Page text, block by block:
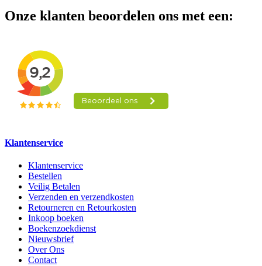
Onze klanten beoordelen ons met een:
Klantenservice
Klantenservice
Bestellen
Veilig Betalen
Verzenden en verzendkosten
Retourneren en Retourkosten
Inkoop boeken
Boekenzoekdienst
Nieuwsbrief
Over Ons
Contact